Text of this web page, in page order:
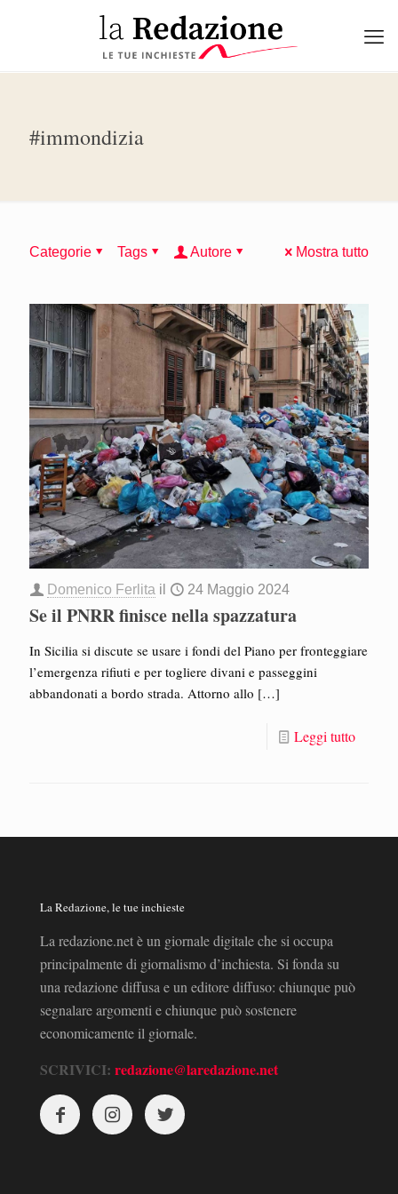
#immondizia
Categorie Tags Autore Mostra tutto
Domenico Ferlita il 24 Maggio 2024
Se il PNRR finisce nella spazzatura
In Sicilia si discute se usare i fondi del Piano per fronteggiare
l’emergenza rifiuti e per togliere divani e passeggini
abbandonati a bordo strada. Attorno allo […]
Leggi tutto
La Redazione, le tue inchieste
La redazione.net è un giornale digitale che si occupa
principalmente di giornalismo d’inchiesta. Si fonda su
una redazione diffusa e un editore diffuso: chiunque può
segnalare argomenti e chiunque può sostenere
economicamente il giornale.
SCRIVICI: redazione@laredazione.net